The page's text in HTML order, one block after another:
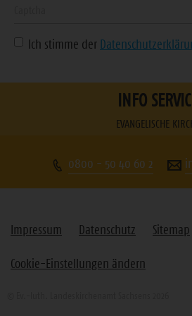
die
Zeichenfolge
Ich stimme der
INFO
EVANGELISCHE
0800 - 50 40 60 2
Impressum Datenschutz Sitemap
Cookie-Einstellungen ändern